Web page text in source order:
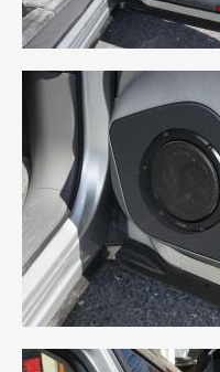
2020年9月(3)
2020年8月(4)
2020年7月(3)
2020年6月 (2)
2020年5月 (4)
2020年4月(4)
2020年3月(4)
2020年2月(12)